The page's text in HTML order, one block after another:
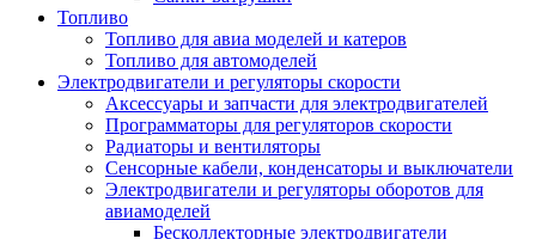
Топливо
Топливо для авиа моделей и катеров
Топливо для автомоделей
Электродвигатели и регуляторы скорости
Аксессуары и запчасти для электродвигателей
Программаторы для регуляторов скорости
Радиаторы и вентиляторы
Сенсорные кабели, конденсаторы и выключатели
Электродвигатели и регуляторы оборотов для
авиамоделей
Бесколлекторные электродвигатели